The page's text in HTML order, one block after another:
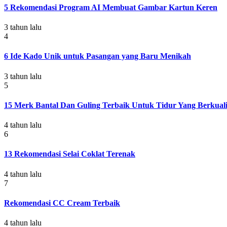
5 Rekomendasi Program AI Membuat Gambar Kartun Keren
3 tahun lalu
4
6 Ide Kado Unik untuk Pasangan yang Baru Menikah
3 tahun lalu
5
15 Merk Bantal Dan Guling Terbaik Untuk Tidur Yang
4 tahun lalu
6
13 Rekomendasi Selai Coklat Terenak
4 tahun lalu
7
Rekomendasi CC Cream Terbaik
4 tahun lalu